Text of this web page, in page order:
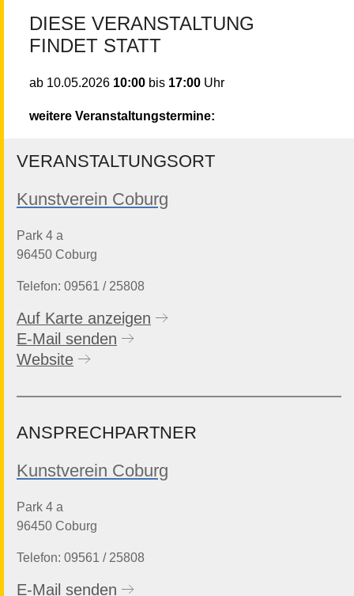
DIESE VERANSTALTUNG
FINDET STATT
ab 10.05.2026 10:00 bis 17:00 Uhr
weitere Veranstaltungstermine:
VERANSTALTUNGSORT
Kunstverein Coburg
Park 4 a
96450 Coburg
Telefon: 09561 / 25808
Auf Karte anzeigen
E-Mail senden
Website
ANSPRECHPARTNER
Kunstverein Coburg
Park 4 a
96450 Coburg
Telefon: 09561 / 25808
E-Mail senden